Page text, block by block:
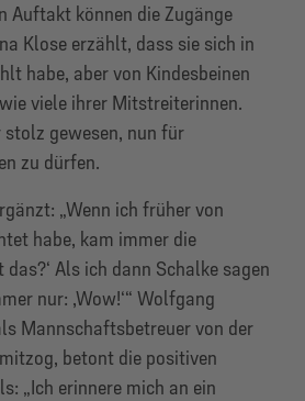
Auftakt können die Zugänge
Klose erzählt, dass sie sich in
habe, aber von Kindesbeinen
viele ihrer Mitstreiterinnen.
gewesen, nun für
zu dürfen.
„Wenn ich früher von
habe, kam immer die
Als ich dann Schalke sagen
nur: ,Wow!‘“ Wolfgang
Mannschaftsbetreuer von der
betont die positiven
„Ich erinnere mich an ein